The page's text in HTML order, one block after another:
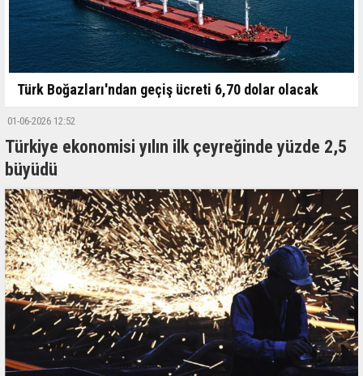
Türk Boğazları'ndan geçiş ücreti 6,70 dolar olacak
01-06-2026 12:52
Türkiye ekonomisi yılın ilk çeyreğinde yüzde 2,5
büyüdü